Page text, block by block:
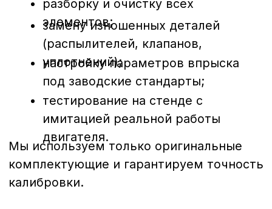
Komatsu, Hitachi, Doosan, Hyundai и
др.);
сельхозтехники(John Deere, Case,
New Holland, MTZ, Claas и др.);
(Газель, Ford Transit, Volkswagen
Crafter и др.).
Благодаря большому опыту и
современному оборудованию мы можем
восстановить до 95% форсунок,
продлевая их срок службы без потери
рабочих характеристик.
Почему диагностика и ремонт